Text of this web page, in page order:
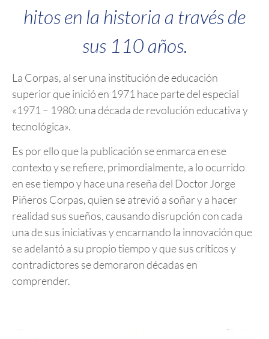
hitos en la historia a través de
sus 110 años.
La Corpas, al ser una institución de educación
superior que inició en 1971 hace parte del especial
«1971 – 1980: una década de revolución educativa y
tecnológica».
Es por ello que la publicación se enmarca en ese
contexto y se refiere, primordialmente, a lo ocurrido
en ese tiempo y hace una reseña del Doctor Jorge
Piñeros Corpas, quien se atrevió a soñar y a hacer
realidad sus sueños, causando disrupción con cada
una de sus iniciativas y encarnando la innovación que
se adelantó a su propio tiempo y que sus críticos y
contradictores se demoraron décadas en
comprender.